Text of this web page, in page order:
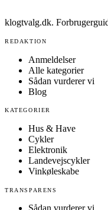
klogtvalg.dk.
REDAKTION
Anmeldelser
Alle kategorier
Sådan vurderer vi
Blog
KATEGORIER
Hus & Have
Cykler
Elektronik
Landevejscykler
Vinkøleskabe
TRANSPARENS